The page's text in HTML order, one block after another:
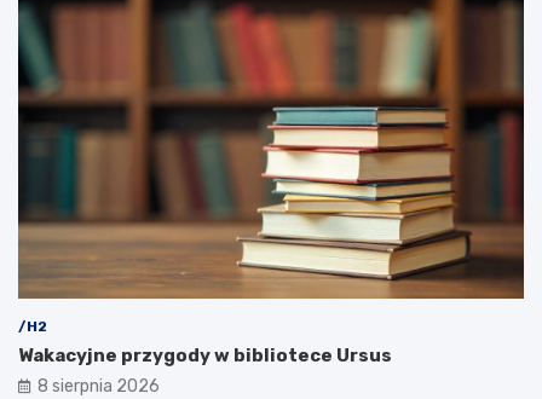
/H2
Wakacyjne przygody w bibliotece Ursus
8 sierpnia 2026